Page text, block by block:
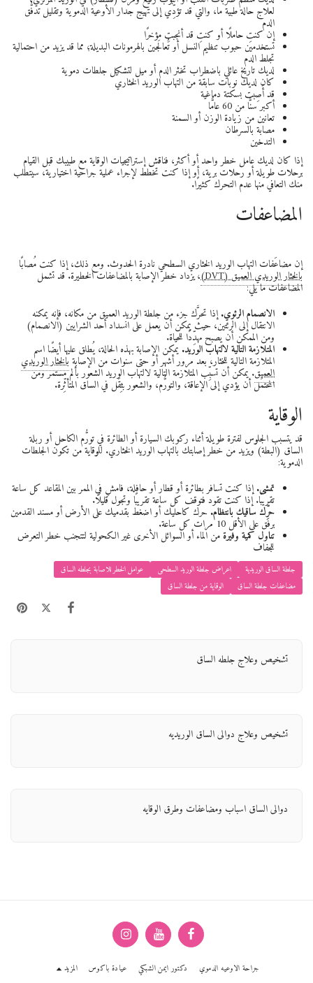
لعلاج حالة طبية ما، والتي قد تؤدِّي إلى تهيج جدار الأوعية الدموية وتقليل تدفُّق
الدم
إن كنتِ حاملًا أو كنتِ قد أنجبتِ مؤخرًا
تستخدمين حبوب تنظيم النسل أو تُعالَجين بالهرمونات البديلة؛ مما قد يزيد من احتمالية
تجلط الدم
لديك تاريخ عائلي باضطراب تخثر الدم أو ميل لتشكيل جلطات دموية
كان لديك نوبات سابقة من التهاب الوريد الخثاري
قد أُصِبت بسكتة دماغية
أكبر سنًّا من 60 عامًّا
تعانين من زيادة الوزن أو السمنة
مصابة بالسرطان
التدخين
إذا كان لديك عامل خطر واحد أو أكثر، فناقش إستراتيجيات الوقاية مع طبيبك قبل القيام
برحلات طويلة أو رحلات برية، أو إذا كنت تخطط لإجراء عملية جراحية اختيارية، سيتطلب
منك التعافي منها عدم التحرك كثيرًا.
المضاعفات
إن مضاعَفات التهاب الوريد الخثاري السطحي نادرة الحدوث. ومع ذلك، إذا كنت مُصابًا
بالخثار الوريدي العميق (DVT) ، يزداد خطر الإصابة بالمضاعفات الخطيرة. قد تشمل
المضاعفات ما يلي:
الانصمام الرئوي.إذا تحرَّك جزء من جلطة الوريد العميق من مكانه، فإنه يمكنه
الانتقال إلى الرئتين، حيث يمكن أن يعمل على انسداد أحد الشرايين (الانصمام)
ومن الممكن أن يصبح مهدِّدًا للحياة.
المتلازمة التالية لالتهاب الوريد. يمكن الإصابة بهذه الحالة، يُطلق عليها أيضًا اسم
المتلازمة التالية للخثار، بعد مرور أشهر أو حتى سنوات من الإصابة بالخثار الوريدي
العميق. يمكن أن تسبِّب المتلازمة التالية لالتهاب الوريد الشعور بألم مستمر ومن
المحتمَل أن يؤدي إلى الإعاقة، والتورُّم، والشعور بثِقَل في الساق المتأثِّرة.
الوقاية
قد يتسبب الجلوس لفترة طويلة أثناء ركوبك السيارة أو الطائرة في تورُّم الكاحل أو ربلة
الساق (البطة) ويزيد من خطر إصابتك بالتهاب الوريد الخثاري. للوقاية من تكون الجلطات
الدموية:
تمشى.إذا كنت تسافر بطائرة أو قطار أو حافلة، فامشِ في الممر بين المقاعد كل ساعة
تقريبًا. إذا كنت تقود فتوقف كل ساعة تقريبًا وتجول قليلًا.
حرِّك ساقيك بانتظام. حرك كاحليك أو اضغط بقدميك على الأرض أو مسند القدمين
برفق على الأقل 10 مرات كل ساعة.
تناول كمية وفيرةمن الماء أو السوائل الأخرى غير الكحولية لتتجنب خطر التعرض
للجفاف
جلطة الساق الوريدية اعراض جلطة الوريد السطحى
عوامل الخطر للاصابة بجلطه الساق
مضاعفات جلطة الساق
الوقاية من جلطة الساق
تشخيص وعلاج جلطه الساق
تشخيص وعلاج دوالى الساق الوريديه
دوالى الساق اسباب ومضاعفات وطرق الوقايه
جراحة الاوعيه الدموي دكتور ايمن الشبكي عيادة باكوس المزيد